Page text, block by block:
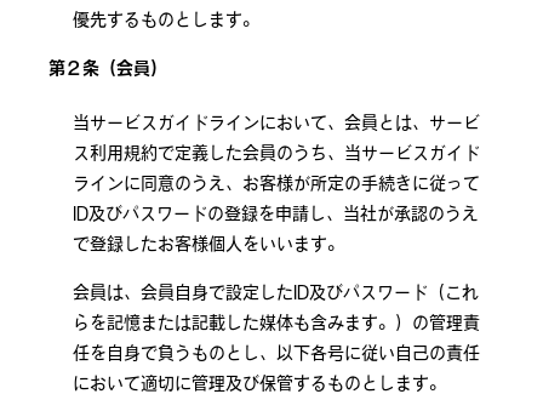
優先するものとします。
第２条（会員）
当サービスガイドラインにおいて、会員とは、サービ
ス利用規約で定義した会員のうち、当サービスガイド
ラインに同意のうえ、お客様が所定の手続きに従って
ID及びパスワードの登録を申請し、当社が承認のうえ
で登録したお客様個人をいいます。
会員は、会員自身で設定したID及びパスワード（これ
らを記憶または記載した媒体も含みます。）の管理責
任を自身で負うものとし、以下各号に従い自己の責任
において適切に管理及び保管するものとします。